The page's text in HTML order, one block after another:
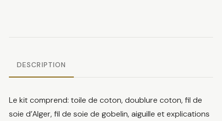
DESCRIPTION
Le kit comprend: toile de coton, doublure coton, fil de
soie d’Alger, fil de soie de gobelin, aiguille et explications